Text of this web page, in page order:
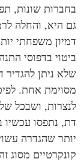
שונות,
היא, והחלה לרמז
משפחתי יותר
בדפוסי
ניתן להגדיר דת
אחת. לפיכך,
ושבכל שלב
נתפסו עכשיו
שהגדרה עשויה
מסוג זה